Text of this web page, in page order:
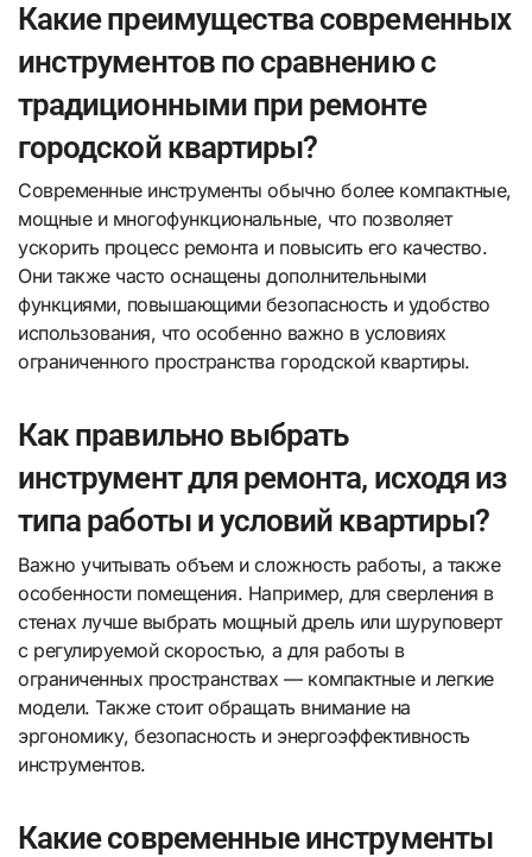
Какие преимущества современных
инструментов по сравнению с
традиционными при ремонте
городской квартиры?
Современные инструменты обычно более компактные,
мощные и многофункциональные, что позволяет
ускорить процесс ремонта и повысить его качество.
Они также часто оснащены дополнительными
функциями, повышающими безопасность и удобство
использования, что особенно важно в условиях
ограниченного пространства городской квартиры.
Как правильно выбрать
инструмент для ремонта, исходя из
типа работы и условий квартиры?
Важно учитывать объем и сложность работы, а также
особенности помещения. Например, для сверления в
стенах лучше выбрать мощный дрель или шуруповерт
с регулируемой скоростью, а для работы в
ограниченных пространствах — компактные и легкие
модели. Также стоит обращать внимание на
эргономику, безопасность и энергоэффективность
инструментов.
Какие современные инструменты